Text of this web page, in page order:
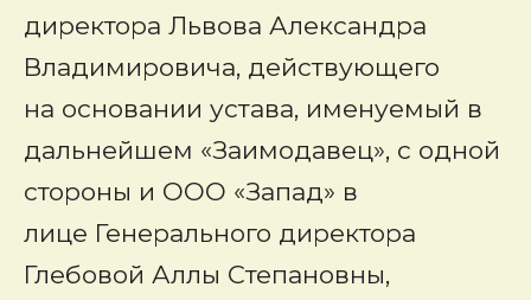
директора Львова Александра
Владимировича, действующего
на основании устава, именуемый в
дальнейшем «Заимодавец», с одной
стороны и ООО «Запад» в
лице Генерального директора
Глебовой Аллы Степановны,